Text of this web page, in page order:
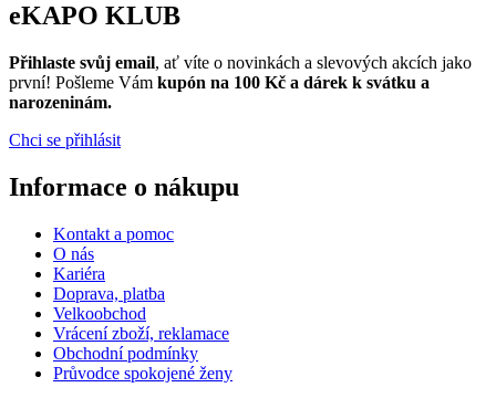
eKAPO KLUB
Přihlaste svůj email, ať víte o novinkách a slevových akcích jako
první! Pošleme Vám kupón na 100 Kč a dárek k svátku a
narozeninám.
Chci se přihlásit
Informace o nákupu
Kontakt a pomoc
O nás
Kariéra
Doprava, platba
Velkoobchod
Vrácení zboží, reklamace
Obchodní podmínky
Průvodce spokojené ženy